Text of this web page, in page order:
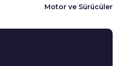
Motor ve Sürücüler